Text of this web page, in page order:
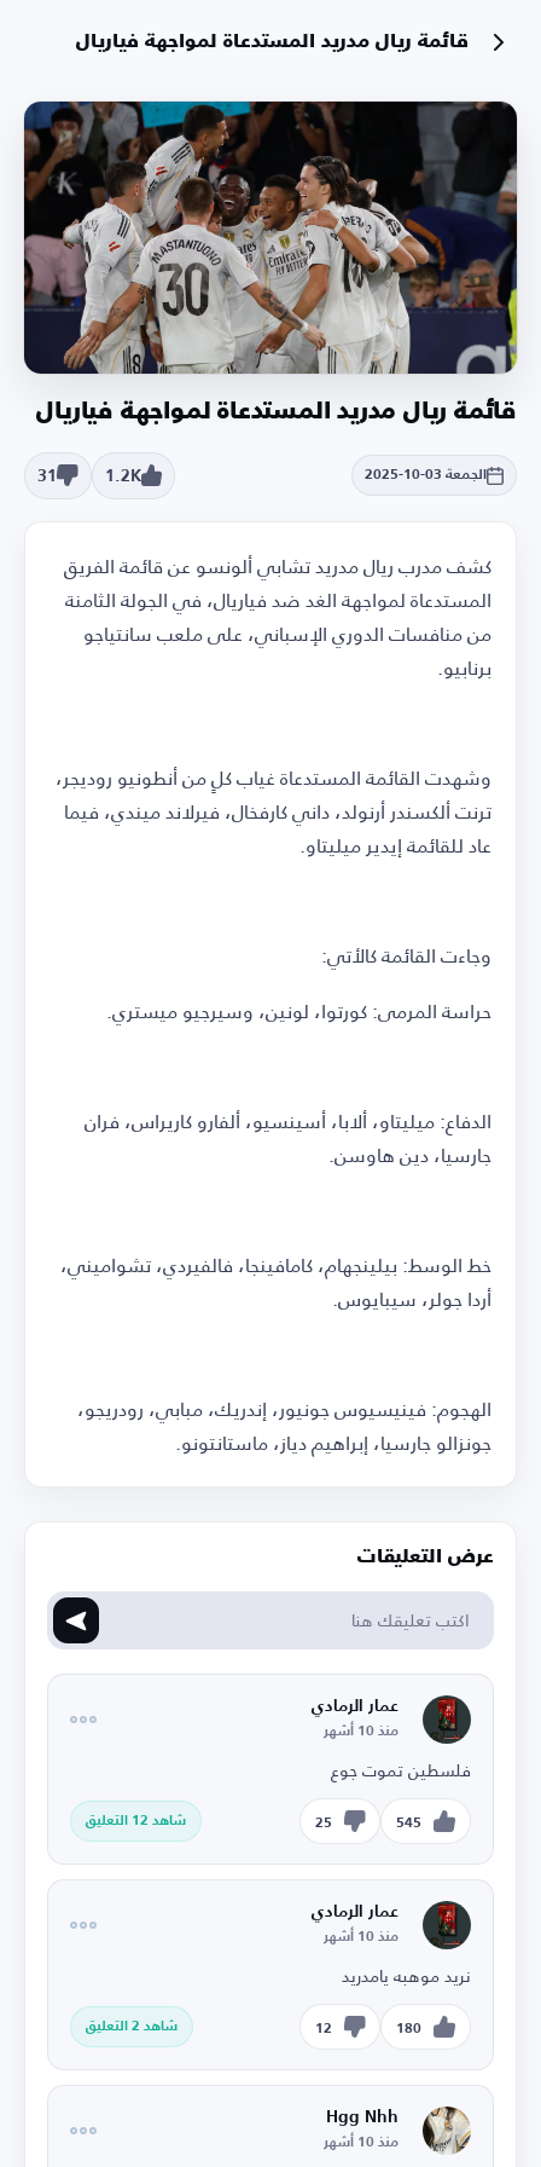
قائمة ريال مدريد المستدعاة لمواجهة فياريال
قائمة ريال مدريد المستدعاة لمواجهة فياريال
الجمعة 03-10-2025 1.2K
31
كشف مدرب ريال مدريد تشابي ألونسو عن قائمة الفريق
المستدعاة لمواجهة الغد ضد فياريال، في الجولة الثامنة
من منافسات الدوري الإسباني، على ملعب سانتياجو
برنابيو.
وشهدت القائمة المستدعاة غياب كلٍ من أنطونيو روديجر،
ترنت ألكسندر أرنولد، داني كارفخال، فيرلاند ميندي، فيما
عاد للقائمة إيدير ميليتاو.
وجاءت القائمة كالأتي:
حراسة المرمى: كورتوا، لونين، وسيرجيو ميستري.
الدفاع: ميليتاو، ألابا، أسينسيو، ألفارو كاريراس، فران
جارسيا، دين هاوسن.
خط الوسط: بيلينجهام، كامافينجا، فالفيردي، تشواميني،
أردا جولر، سيبايوس.
الهجوم: فينيسيوس جونيور، إندريك، مبابي، رودريجو،
جونزالو جارسيا، إبراهيم دياز، ماستانتونو.
عرض التعليقات
عمار الرمادي
منذ 10 أشهر
فلسطين تموت جوع
545
25 شاهد 12 التعليق
عمار الرمادي
منذ 10 أشهر
نريد موهبه يامدريد
180
12 شاهد 2 التعليق
Hgg Nhh
منذ 10 أشهر